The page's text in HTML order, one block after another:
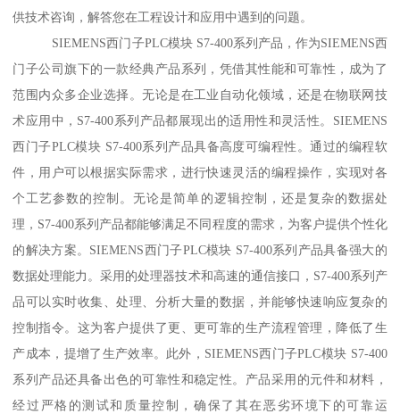
供技术咨询，解答您在工程设计和应用中遇到的问题。
SIEMENS西门子PLC模块 S7-400系列产品，作为SIEMENS西
门子公司旗下的一款经典产品系列，凭借其性能和可靠性，成为了
范围内众多企业选择。无论是在工业自动化领域，还是在物联网技
术应用中，S7-400系列产品都展现出的适用性和灵活性。SIEMENS
西门子PLC模块 S7-400系列产品具备高度可编程性。通过的编程软
件，用户可以根据实际需求，进行快速灵活的编程操作，实现对各
个工艺参数的控制。无论是简单的逻辑控制，还是复杂的数据处
理，S7-400系列产品都能够满足不同程度的需求，为客户提供个性化
的解决方案。SIEMENS西门子PLC模块 S7-400系列产品具备强大的
数据处理能力。采用的处理器技术和高速的通信接口，S7-400系列产
品可以实时收集、处理、分析大量的数据，并能够快速响应复杂的
控制指令。这为客户提供了更、更可靠的生产流程管理，降低了生
产成本，提增了生产效率。此外，SIEMENS西门子PLC模块 S7-400
系列产品还具备出色的可靠性和稳定性。产品采用的元件和材料，
经过严格的测试和质量控制，确保了其在恶劣环境下的可靠运